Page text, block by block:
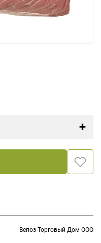
Вепоз-Торговый Дом ООО